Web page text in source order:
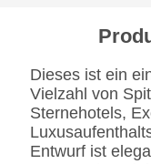
Dieses ist ein
Vielzahl von
Sternehotels,
Entwurf ist